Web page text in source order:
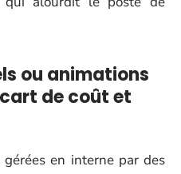
ou animations
de coût et
en interne par des